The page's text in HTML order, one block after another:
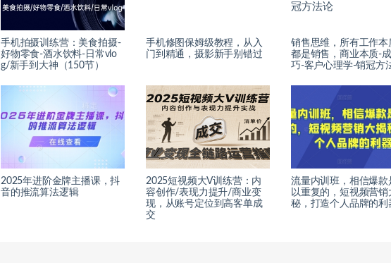
手机拍摄训练营：美食拍摄-
好物零食-酒水饮料-日常vlo
g/新手到大神（150节）
手机修图保姆级教程，从入
门到精通，摄影新手别错过
销售思维，所有工作本
都是销售，商业本质-
巧-客户心理学-销冠方
2025年进阶金牌主播课，抖
音的推流算法逻辑
2025短视频大V训练营：内
容创作/表现力提升/商业变
现，从账号定位到高客单成
交
流量内训班，相信爆款
以重复的，短视频营销
秘，打造个人品牌的利